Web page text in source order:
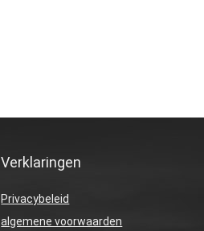
Verklaringen
Privacybeleid
algemene voorwaarden